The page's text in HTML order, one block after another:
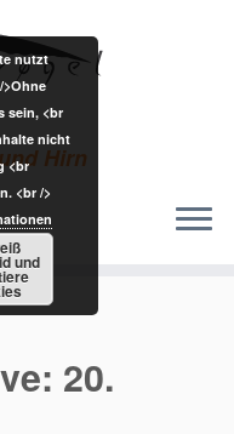
Hirn
20.
nutzt
sein, <br
nicht
<br
<br />
und